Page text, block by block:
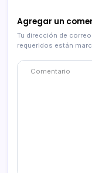
Agregar un
Tu dirección de
requeridos están